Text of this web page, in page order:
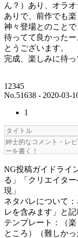
ん？）あり、オラ
ありで、前作でも
神々登場とのこと
待ってて良かった
とうございます。
完成、楽しみに待っ
12345
No.51638 - 2020-03-
1
NG投稿ガイドライ
る」「クリエイタ
現」
ネタバレについて
レを含みます」と記
テンプレート：（
ところ）（難しか